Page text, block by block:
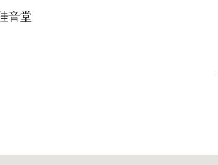
音堂